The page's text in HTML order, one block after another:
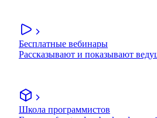
Бесплатные вебинары
Рассказывают и показывают
Школа программистов